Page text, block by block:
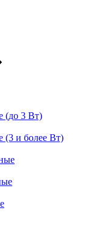
(до 3 Вт)
(3 и более Вт)